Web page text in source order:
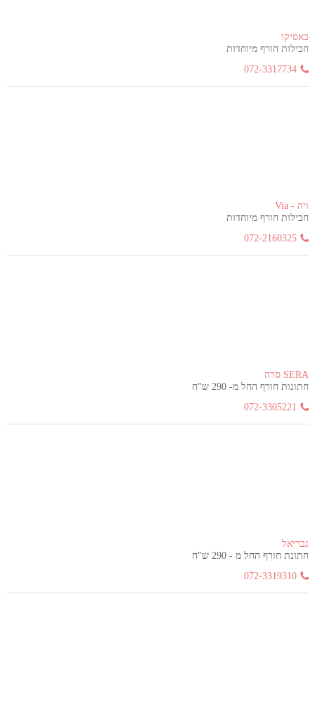
באסיקו
חבילות חורף מיוחדות
072-3317734
ויה - Via
חבילות חורף מיוחדות
072-2160325
SERA סרה
חתונות חורף החל מ- 290 ש"ח
072-3305221
גבריאל
חתונת חורף החל מ - 290 ש"ח
072-3319310